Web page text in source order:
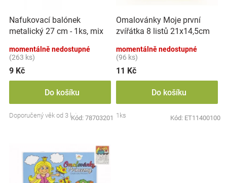
Hračkářství
ůo
d
u
k
ů
Nafukovací balónek
metalický 27 cm - 1ks, mix
momentálně nedostupné
(263 ks)
9 Kč
Do košíku
Doporučený věk od 3 letKód: 78703201
Omalovánky Moje první
zvířátka 8 listů 21x14,5cm
momentálně nedostupné
(96 ks)
11 Kč
Do košíku
1ks Kód: ET11400100